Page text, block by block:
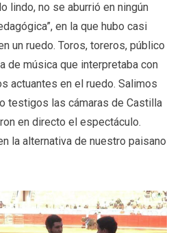
lindo, no se aburrió en ningún
en la que hubo casi
un ruedo. Toros, toreros, público
de música que interpretaba con
actuantes en el ruedo. Salimos
testigos las cámaras de Castilla
en directo el espectáculo.
la alternativa de nuestro paisano